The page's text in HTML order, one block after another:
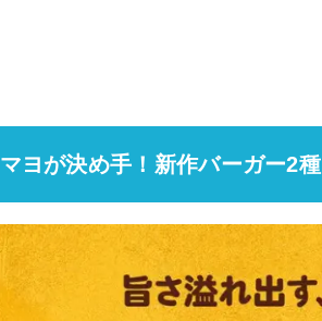
ヨが決め手！新作バーガー2種